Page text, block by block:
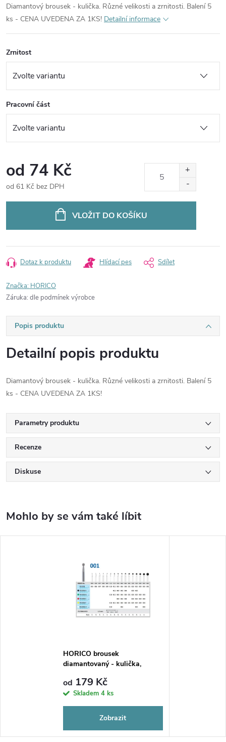
Diamantový brousek - kulička. Různé velikosti a zrnitosti. Balení 5
ks - CENA UVEDENA ZA 1KS! Detailní informace
Zrnitost
Pracovní část
od 74 Kč
od 61 Kč bez DPH
VLOŽIT DO KOŠÍKU
Dotaz k produktu Hlídací pes Sdílet
Značka: HORICO
Záruka: dle podmínek výrobce
Popis produktu
Detailní popis produktu
Diamantový brousek - kulička. Různé velikosti a zrnitosti. Balení 5
ks - CENA UVEDENA ZA 1KS!
Parametry produktu
Recenze
Diskuse
HORICO brousek
diamantovaný - kulička,
od 179 Kč
Skladem 4 ks
Zobrazit